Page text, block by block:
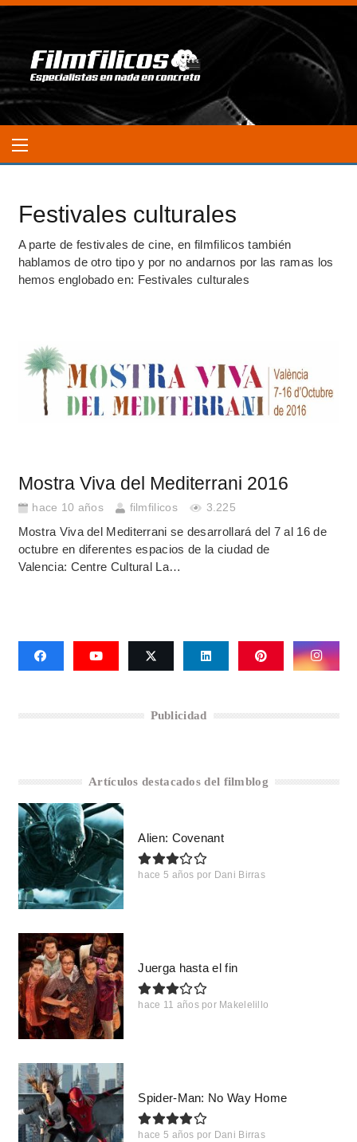
Festivales culturales
A parte de festivales de cine, en filmfilicos también
hablamos de otro tipo y por no andarnos por las ramas los
hemos englobado en: Festivales culturales
Mostra Viva del Mediterrani 2016
hace 10 años filmfilicos 3.225
Mostra Viva del Mediterrani se desarrollará del 7 al 16 de
octubre en diferentes espacios de la ciudad de
Valencia: Centre Cultural La…
Publicidad
Artículos destacados del filmblog
Alien: Covenant
hace 5 años por Dani Birras
Juerga hasta el fin
hace 11 años por Makelelillo
Spider-Man: No Way Home
hace 5 años por Dani Birras